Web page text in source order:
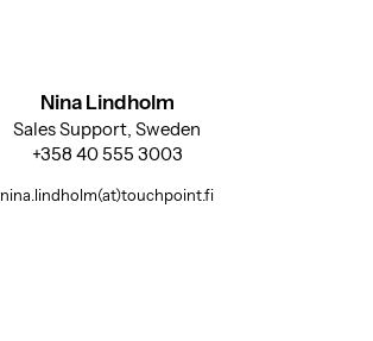
Nina Lindholm
Sales Support, Sweden
+358 40 555 3003
nina.lindholm(at)touchpoint.fi